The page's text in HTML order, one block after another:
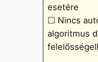
esetére
☐ Nincs
algoritmus